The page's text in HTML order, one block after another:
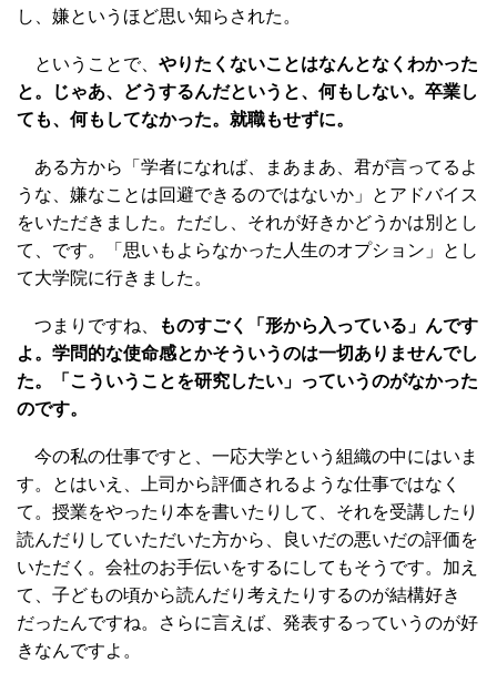
し、嫌というほど思い知らされた。
ということで、 やりたくないことはなんとなくわかった
と。じゃあ、どうするんだというと、何もしない。卒業し
ても、何もしてなかった。就職もせずに。
ある方から「学者になれば、まあまあ、君が言ってるよ
うな、嫌なことは回避できるのではないか」とアドバイス
をいただきました。ただし、それが好きかどうかは別とし
て、です。「思いもよらなかった人生のオプション」とし
て大学院に行きました。
つまりですね、
ものすごく「形から入っている」んです
よ。学問的な使命感とかそういうのは一切ありませんでし
た。「こういうことを研究したい」っていうのがなかった
のです。
今の私の仕事ですと、一応大学という組織の中にはいま
す。とはいえ、上司から評価されるような仕事ではなく
て。授業をやったり本を書いたりして、それを受講したり
読んだりしていただいた方から、良いだの悪いだの評価を
いただく。会社のお手伝いをするにしてもそうです。加え
て、子どもの頃から読んだり考えたりするのが結構好き
だったんですね。さらに言えば、発表するっていうのが好
きなんですよ。